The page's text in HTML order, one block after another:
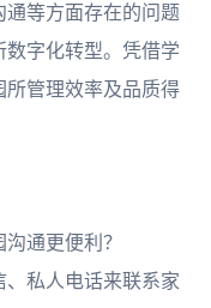
通等方面存在的问题
字化转型。凭借学
所管理效率及品质得
通更便利？
私人电话来联系家